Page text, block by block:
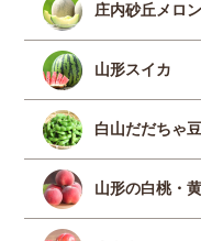
庄内砂丘メロン
山形スイカ
白山だだちゃ豆
山形の白桃・